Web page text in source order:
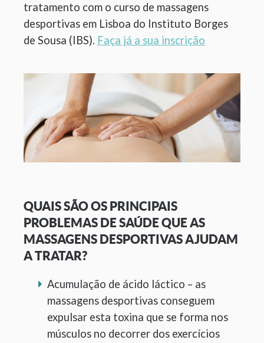
tratamento com o curso de massagens
desportivas em Lisboa do Instituto Borges
de Sousa (IBS). Faça já a sua inscrição
QUAIS SÃO OS PRINCIPAIS
PROBLEMAS DE SAÚDE QUE AS
MASSAGENS DESPORTIVAS AJUDAM
A TRATAR?
Acumulação de ácido láctico – as
massagens desportivas conseguem
expulsar esta toxina que se forma nos
músculos no decorrer dos exercícios